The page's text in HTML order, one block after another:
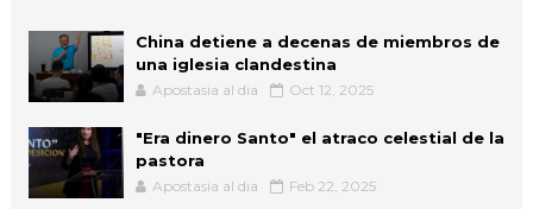
China detiene a decenas de miembros de
una iglesia clandestina
Apostasia al dia Oct 12, 2025
"Era dinero Santo" el atraco celestial de la
pastora
Apostasia al dia Feb 22, 2025